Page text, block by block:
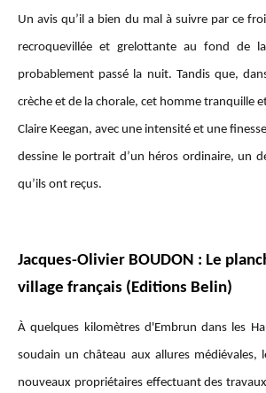
Un avis qu’il a bien du mal à suivre par ce
recroquevillée et grelottante au fond de
probablement passé la nuit. Tandis que,
crèche et de la chorale, cet homme tranquille
Claire Keegan, avec une intensité et une
dessine le portrait d’un héros ordinaire, un
qu’ils ont reçus.
Jacques-Olivier BOUDON : Le
village français (Editions Belin)
À quelques kilomètres d'Embrun dans les
soudain un château aux allures
nouveaux propriétaires effectuant des